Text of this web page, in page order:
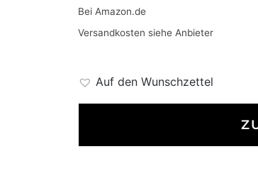
Bei Amazon.de
Versandkosten siehe Anbieter
Auf den Wunschzettel